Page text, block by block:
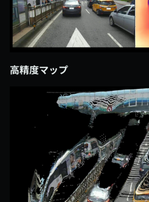
高精度マップ